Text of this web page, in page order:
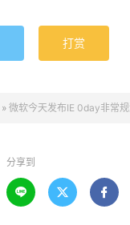
打赏
» 微软今天发布IE 0day非常
分享到
  